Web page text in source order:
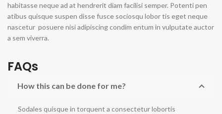
habitasse neque ad at hendrerit diam facilisi semper. Potenti pen
atibus quisque suspen disse fusce sociosqu lobor tis eget neque
nascetur posuere nisi adipiscing condim entum in vulputate auctor
a sem viverra.
FAQs
How this can be done for me?
Sodales quisque in torquent a consectetur lobortis